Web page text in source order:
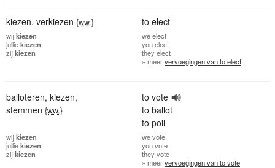
kiezen, verkiezen {ww.} to elect
wijkiezen
julliekiezen
zijkiezen
weelect
youelect
they elect
» meervervoegingen van to elect
balloteren, kiezen,
stemmen {ww.}
to vote
to ballot
to poll
wijkiezen
julliekiezen
zijkiezen
wevote
youvote
they vote
» meervervoegingen van to vote